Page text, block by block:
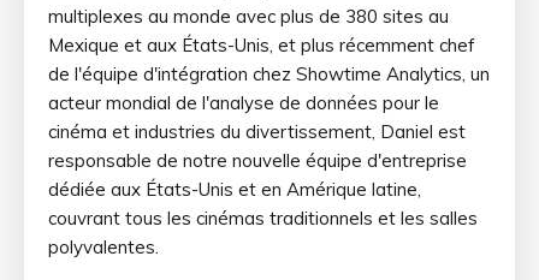
multiplexes au monde avec plus de 380 sites au
Mexique et aux États-Unis, et plus récemment chef
de l'équipe d'intégration chez Showtime Analytics, un
acteur mondial de l'analyse de données pour le
cinéma et industries du divertissement, Daniel est
responsable de notre nouvelle équipe d'entreprise
dédiée aux États-Unis et en Amérique latine,
couvrant tous les cinémas traditionnels et les salles
polyvalentes.